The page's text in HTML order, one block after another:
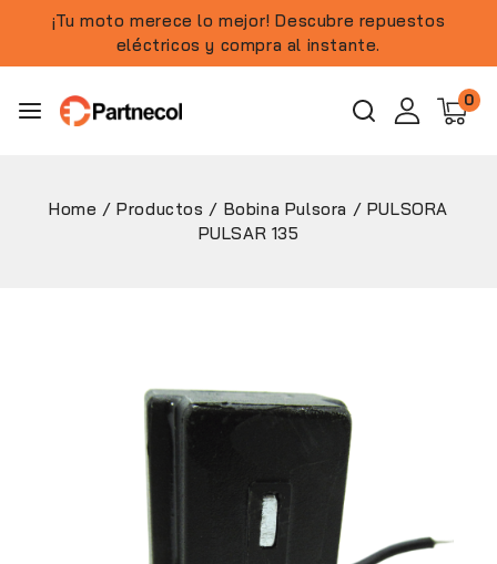
¡Tu moto merece lo mejor! Descubre repuestos
eléctricos y compra al instante.
0
Home / Productos / Bobina Pulsora / PULSORA
PULSAR 135